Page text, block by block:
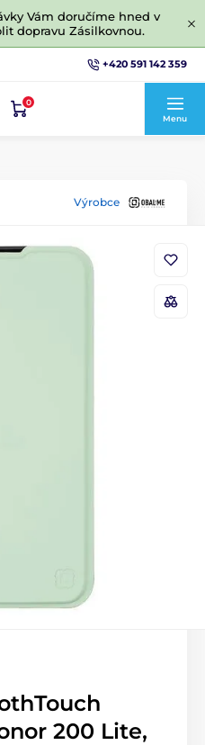
Vám doručíme hned v
dopravu Zásilkovnou.
+420 591 142 359
0
Menu
Výrobce
200 Lite,